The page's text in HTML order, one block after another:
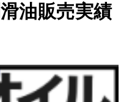
油販売実績